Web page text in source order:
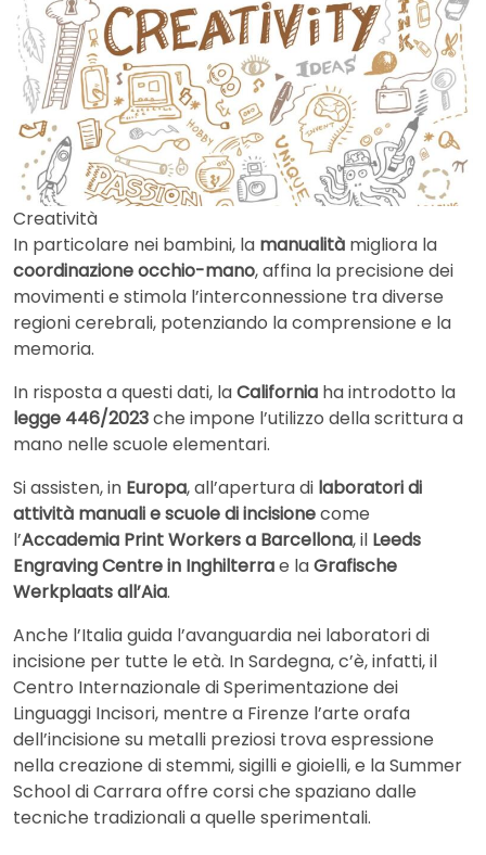
Creatività
In particolare nei bambini, la manualità migliora la
coordinazione occhio-mano, affina la precisione dei
movimenti e stimola l’interconnessione tra diverse
regioni cerebrali, potenziando la comprensione e la
memoria.
In risposta a questi dati, laCalifornia ha introdotto la
legge 446/2023che impone l’utilizzo della scrittura a
mano nelle scuole elementari.
Si assisten, in Europa, all’apertura di laboratori di
attività manuali e scuole di incisionecome
l’Accademia Print Workers a Barcellona, il Leeds
Engraving Centre in Inghilterrae laGrafische
Werkplaats all’Aia.
Anche l’Italia guida l’avanguardia nei laboratori di
incisione per tutte le età. In Sardegna, c’è, infatti, il
Centro Internazionale di Sperimentazione dei
Linguaggi Incisori, mentre a Firenze l’arte orafa
dell’incisione su metalli preziosi trova espressione
nella creazione di stemmi, sigilli e gioielli, e la Summer
School di Carrara offre corsi che spaziano dalle
tecniche tradizionali a quelle sperimentali.